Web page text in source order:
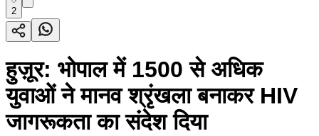
2
हुज़ूर: भोपाल में 1500 से अधिक
युवाओं ने मानव श्रृंखला बनाकर HIV
जागरूकता का संदेश दिया